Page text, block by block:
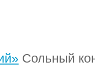
Сольный